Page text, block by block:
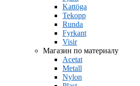
Kattöga
Tekopp
Runda
Fyrkant
Visir
Магазин по материалу
Acetat
Metall
Nylon